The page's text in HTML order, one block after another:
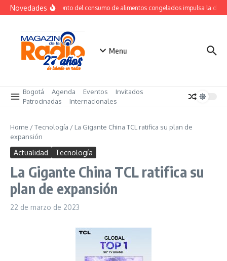
Saltar al contenido
NovedadesCrecimiento del consumo de alimentos congelados impulsa la
Menu
Bogotá Agenda Eventos
Invitados
Patrocinadas
Internacionales
Home /Tecnología / La Gigante China TCL ratifica su plan de
expansión
Actualidad Tecnología
La Gigante China TCL ratifica su
plan de expansión
22 de marzo de 2023